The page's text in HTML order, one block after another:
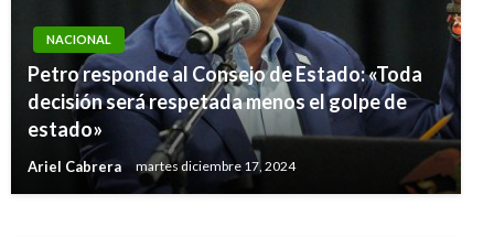
NACIONAL
Petro responde al Consejo de Estado: «Toda
decisión será respetada menos el golpe de
estado»
Ariel Cabrera martes diciembre 17, 2024
NACIONAL
Procuraduría destituyó e inhabilitó por 12
años a 16 concejales de Valledupar
Ariel Cabrera jueves diciembre 13, 2018